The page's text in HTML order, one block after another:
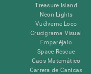
Treasure Island
Neon Lights
Vuélveme Loco
Crucigrama Visual
Emparéjalo
Space Rescue
Caos Matemático
Carrera de Canicas